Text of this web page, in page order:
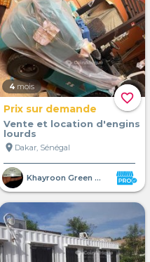
favorite_border
4 mois
Prix sur demande
Vente et location d'engins
lourds
location_on Dakar, Sénégal
Khayroon Green Shelter SUARL